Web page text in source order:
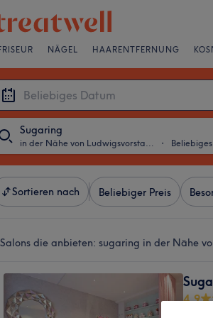
NÄGEL HAARENTFERNUNG
Sugaring
in der Nähe von Ludwigsvorstadt, München ・
Sortieren nach Beliebiger Preis
die anbieten: sugaring in der Nähe
4,9